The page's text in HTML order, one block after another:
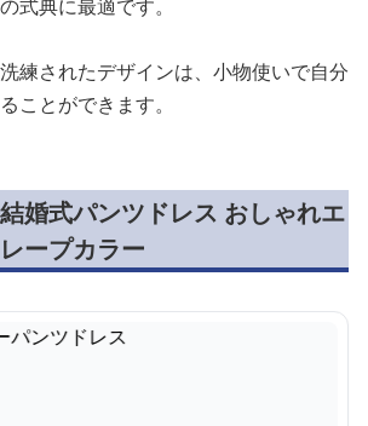
式典に最適です。
練されたデザインは、小物使いで自分
ことができます。
婚式パンツドレス おしゃれエ
ープカラー